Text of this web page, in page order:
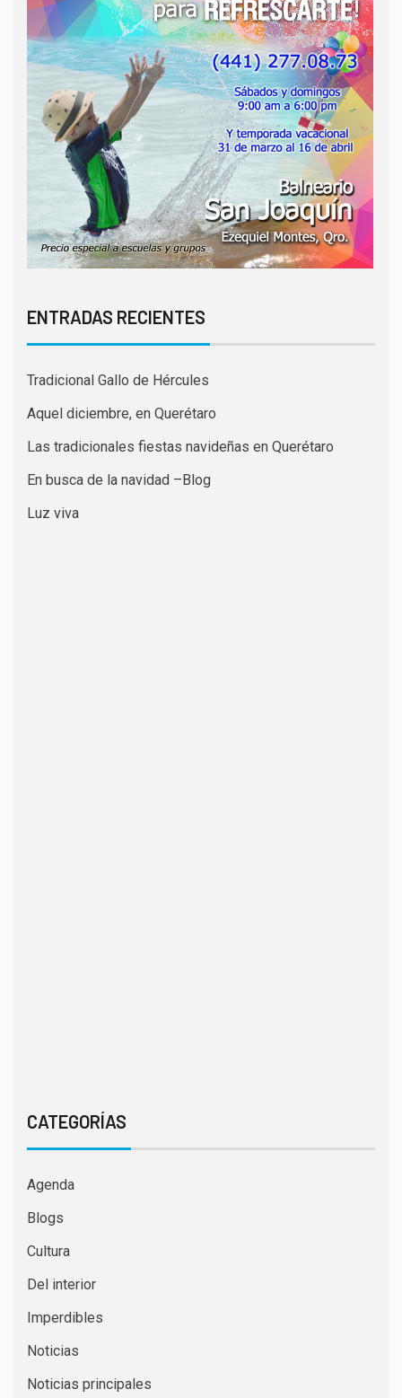
ENTRADAS RECIENTES
Tradicional Gallo de Hércules
Aquel diciembre, en Querétaro
Las tradicionales fiestas navideñas en Querétaro
En busca de la navidad –Blog
Luz viva
CATEGORÍAS
Agenda
Blogs
Cultura
Del interior
Imperdibles
Noticias
Noticias principales